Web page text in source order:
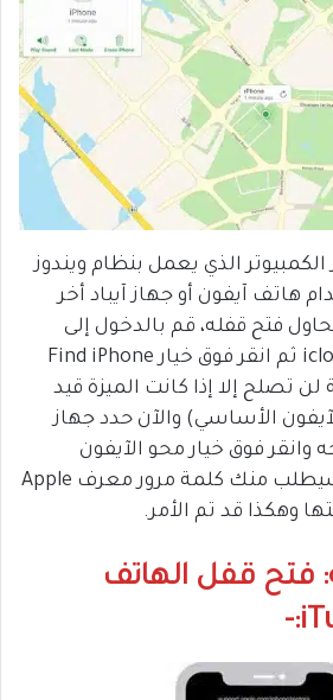
الذي يعمل بنظام ويندوز
هاتف آيفون أو جهاز آيباد أخر
فتح قفله، قم بالدخول إلى
حسابك على icloud.com ثم انقر فوق خيار Find iPhone
تصلح إلا إذا كانت الميزة قيد
الأساسي) والآن حدد جهاز
وانقر فوق خيار محو الآيفون
“Erase iPhone” ثم سيطلب منك كلمة مرور معرف Apple
فتح قفل الهاتف